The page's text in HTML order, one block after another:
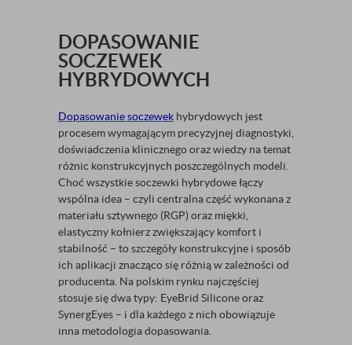
DOPASOWANIE
SOCZEWEK
HYBRYDOWYCH
Dopasowanie soczewek hybrydowych jest
procesem wymagającym precyzyjnej diagnostyki,
doświadczenia klinicznego oraz wiedzy na temat
różnic konstrukcyjnych poszczególnych modeli.
Choć wszystkie soczewki hybrydowe łączy
wspólna idea – czyli centralna część wykonana z
materiału sztywnego (RGP) oraz miękki,
elastyczny kołnierz zwiększający komfort i
stabilność – to szczegóły konstrukcyjne i sposób
ich aplikacji znacząco się różnią w zależności od
producenta. Na polskim rynku najczęściej
stosuje się dwa typy: EyeBrid Silicone oraz
SynergEyes – i dla każdego z nich obowiązuje
inna metodologia dopasowania.